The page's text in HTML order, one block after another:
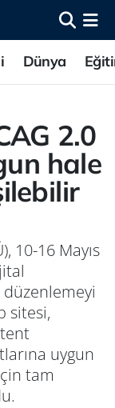
Dünya
2.0
hale
10-16 Mayıs
sitesi,
uygun
tam